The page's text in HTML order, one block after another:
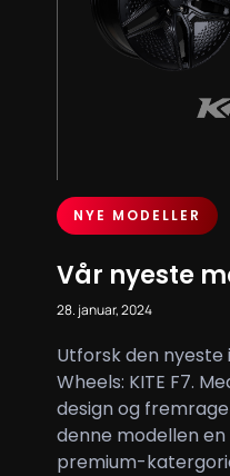
NYE MODELLER
Vår nyeste
28. januar, 2024
Utforsk den nyeste
Wheels: KITE F7.
design og
denne modellen
premium-